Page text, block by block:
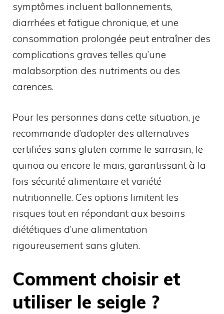
symptômes incluent ballonnements,
diarrhées et fatigue chronique, et une
consommation prolongée peut entraîner des
complications graves telles qu’une
malabsorption des nutriments ou des
carences.
Pour les personnes dans cette situation, je
recommande d’adopter des alternatives
certifiées sans gluten comme le sarrasin, le
quinoa ou encore le maïs, garantissant à la
fois sécurité alimentaire et variété
nutritionnelle. Ces options limitent les
risques tout en répondant aux besoins
diététiques d’une alimentation
rigoureusement sans gluten.
Comment choisir et
utiliser le seigle ?